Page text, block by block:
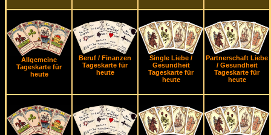
Allgemeine
Tageskarte für
heute
Beruf / Finanzen
Tageskarte für
heute
Single Liebe /
Gesundheit
Tageskarte für
heute
Partnerschaft Liebe
/ Gesundheit
Tageskarte für
heute